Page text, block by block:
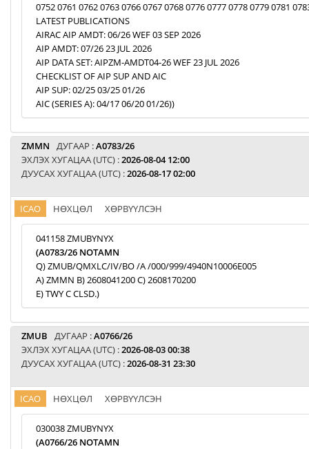
0752 0761 0762 0763 0766 0767 0768 0776 0777 0778 0779 0781
LATEST PUBLICATIONS
AIRAC AIP AMDT: 06/26 WEF 03 SEP 2026
AIP AMDT: 07/26 23 JUL 2026
AIP DATA SET: AIPZM-AMDT04-26 WEF 23 JUL 2026
CHECKLIST OF AIP SUP AND AIC
AIP SUP: 02/25 03/25 01/26
AIC (SERIES A): 04/17 06/20 01/26))
ZMMN ДУГААР :A0783/26
ЭХЛЭХ ХУГАЦАА (UTC) :2026-08-04 12:00
ДУУСАХ ХУГАЦАА (UTC) :2026-08-17 02:00
ICAO НӨХЦӨЛ ХӨРВҮҮЛСЭН
041158 ZMUBYNYX
(A0783/26 NOTAMN
Q) ZMUB/QMXLC/IV/BO /A /000/999/4940N10006E005
A) ZMMN B) 2608041200 C) 2608170200
E) TWY C CLSD.)
ZMUB ДУГААР :A0766/26
ЭХЛЭХ ХУГАЦАА (UTC) :2026-08-03 00:38
ДУУСАХ ХУГАЦАА (UTC) :2026-08-31 23:30
ICAO НӨХЦӨЛ ХӨРВҮҮЛСЭН
030038 ZMUBYNYX
(A0766/26 NOTAMN